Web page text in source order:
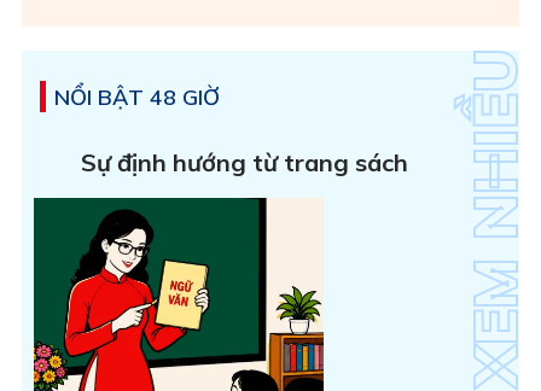
NỔI BẬT 48 GIỜ
Sự định hướng từ trang sách